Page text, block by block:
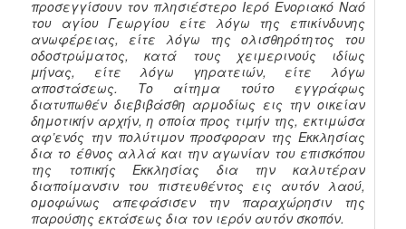
προσεγγίσουν τον πλησιέστερο Ιερό Ενοριακό Ναό
του αγίου Γεωργίου είτε λόγω της επικίνδυνης
ανωφέρειας, είτε λόγω της ολισθηρότητος του
οδοστρώματος, κατά τους χειμερινούς ιδίως
μήνας, είτε λόγω γηρατειών, είτε λόγω
αποστάσεως. Το αίτημα τούτο εγγράφως
διατυπωθέν διεβιβάσθη αρμοδίως εις την οικείαν
δημοτικήν αρχήν, η οποία προς τιμήν της, εκτιμώσα
αφ’ενός την πολύτιμον προσφοραν της Εκκλησίας
δια το έθνος αλλά και την αγωνίαν του επισκόπου
της τοπικής Εκκλησίας δια την καλυτέραν
διαποίμανσιν του πιστευθέντος εις αυτόν λαού,
ομοφώνως απεφάσισεν την παραχώρησιν της
παρούσης εκτάσεως δια τον ιερόν αυτόν σκοπόν.